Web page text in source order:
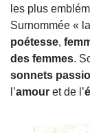
les plus
Surnommée «
poétesse,
des femmes.
sonnets
l’amour et de l’